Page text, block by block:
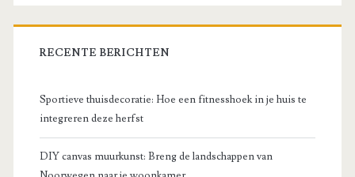
RECENTE BERICHTEN
Sportieve thuisdecoratie: Hoe een fitnesshoek in je huis te
integreren deze herfst
DIY canvas muurkunst: Breng de landschappen van